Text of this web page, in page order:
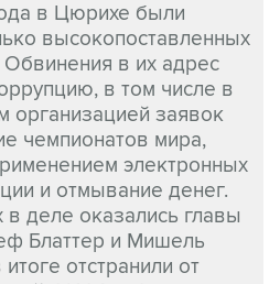
в Цюрихе были
высокопоставленных
в их адрес
в том числе в
организацией заявок
чемпионатов мира,
электронных
и отмывание денег.
деле оказались главы
Блаттер и Мишель
отстранили от